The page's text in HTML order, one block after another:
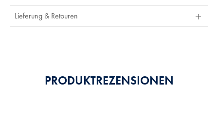
Lieferung & Retouren
PRODUKTREZENSIONEN